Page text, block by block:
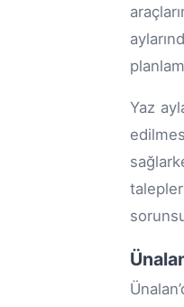
Yaz